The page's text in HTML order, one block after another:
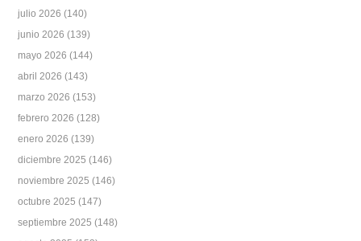
julio 2026 (140)
junio 2026 (139)
mayo 2026 (144)
abril 2026 (143)
marzo 2026 (153)
febrero 2026 (128)
enero 2026 (139)
diciembre 2025 (146)
noviembre 2025 (146)
octubre 2025 (147)
septiembre 2025 (148)